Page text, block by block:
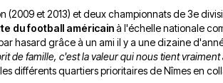
(2009 et 2013) et deux championnats de 3e
du football américainà l'échelle nationale
hasard grâce à un ami il y a une dizaine
de famille, c'est la valeur qui nous tient vraiment
différents quartiers prioritaires de Nîmes en